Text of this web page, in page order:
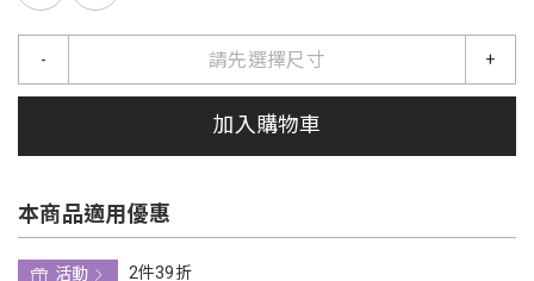
請先選擇尺寸
- +
加入購物車
本商品適用優惠
活動
2件39折